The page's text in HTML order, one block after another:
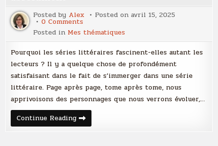
Posted by Alex Posted onavril 15, 2025
0 Comments
Les
meilleures
séries
littéraires
à
lire
absolument
Posted in Mes thématiques
Pourquoi les séries littéraires fascinent-elles autant les
lecteurs ? Il y a quelque chose de profondément
satisfaisant dans le fait de s’immerger dans une série
littéraire. Page après page, tome après tome, nous
apprivoisons des personnages que nous verrons évoluer,…
Continue ReadingLes
meilleures